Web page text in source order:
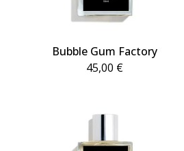
Bubble Gum Factory
45,00 €